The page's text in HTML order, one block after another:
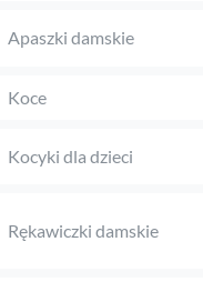
Apaszki damskie
Koce
Kocyki dla dzieci
Rękawiczki damskie